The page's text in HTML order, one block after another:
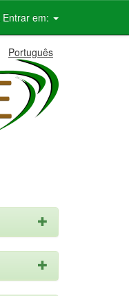
Entrar em:
Português